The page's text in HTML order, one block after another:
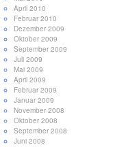
April 2010
Februar 2010
Dezember 2009
Oktober 2009
September 2009
Juli 2009
Mai 2009
April 2009
Februar 2009
Januar 2009
November 2008
Oktober 2008
September 2008
Juni 2008